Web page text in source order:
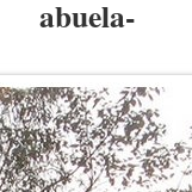
abuela-